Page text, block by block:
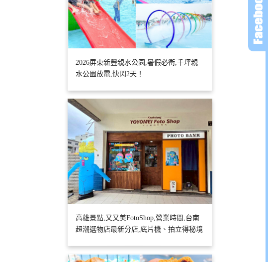
2026屏東新豐親水公園,暑假必衝,千坪親
水公園放電,快閃2天！
高雄景點,又又美FotoShop,營業時間,台南
超潮選物店最新分店,底片機、拍立得秘境